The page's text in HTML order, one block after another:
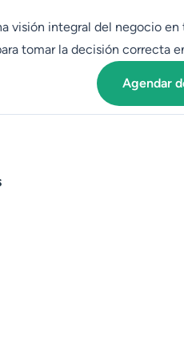
visión integral del negocio
tomar la decisión correcta
Agendar